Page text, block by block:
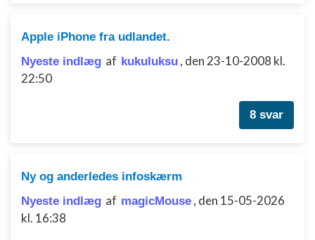
Apple iPhone fra udlandet.
Nyeste indlæg af kukuluksu , den 23-10-2008 kl.
22:50
8 svar
Ny og anderledes infoskærm
Nyeste indlæg af magicMouse , den 15-05-2026
kl. 16:38